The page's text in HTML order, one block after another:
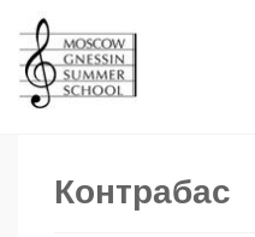
Контрабас